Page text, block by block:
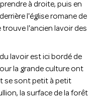
à droite, puis en
l'église romane de
trouve l'ancien lavoir des
lavoir est ici bordé de
la grande culture ont
se sont petit à petit
la surface de la forêt